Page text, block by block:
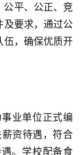
公平、公正、竞
及要求，通过公
伍，确保优质开
业单位正式编
资待遇，符合
。学校配备食